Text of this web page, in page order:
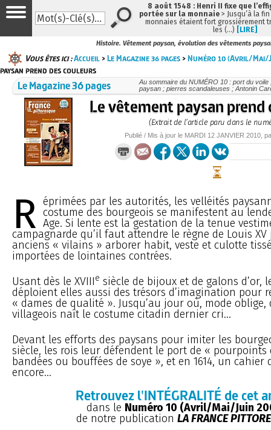
Histoire. Vêtement paysan, évolution des vêtements
Vous êtes ici :Accueil >Le Magazine 36 pages >Numéro 10 (Avril/Mai/
paysan prend des couleurs
Le Magazine 36 pages
Au sommaire du NUMÉRO 10 : port du
paysan ; pierres scandaleuses ; Antonin
Le vêtement paysan prend
(Extrait de l’article paru dans le
Publié / Mis à jour le MARDI 12 JANVIER 2010,
R éprimées par les autorités, les velléités
costume des bourgeois se manifestent au
Age. Si lente est la gestation de la tenue
campagnarde qu’il faut attendre le règne de Louis
anciens « vilains » arborer habit, veste et culotte
importées de lointaines contrées.
Usant dès le XVIIIe siècle de bijoux et de galons d’or,
déploient elles aussi des trésors d’imagination pour
« dames de qualité ». Jusqu’au jour où, mode oblige,
villageois naît le costume citadin dernier cri...
Devant les efforts des paysans pour imiter les
siècle, les rois leur défendent le port de « pourpoints
bandées ou bouffées de soye », et en 1614, un cahier
encore...
Retrouvez l'INTÉGRALITÉ de cet
dans le Numéro 10 (Avril/Mai/Juin
de notre publication LA FRANCE
8 août 1548 : Henri II fixe que
portée sur la monnaie > Jusqu’à la
monnaies étaient fort grossièrement
les (…) [LIRE]